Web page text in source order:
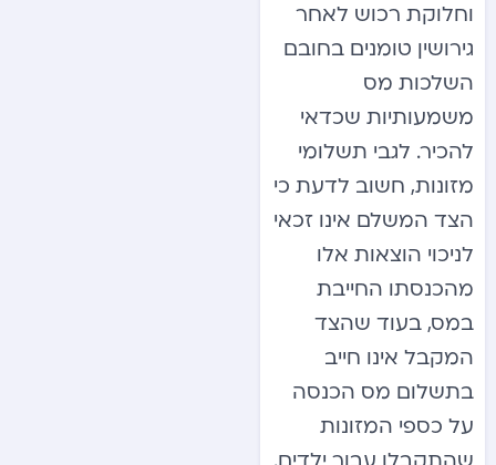
וחלוקת רכוש לאחר
גירושין טומנים בחובם
השלכות מס
משמעותיות שכדאי
להכיר. לגבי תשלומי
מזונות, חשוב לדעת כי
הצד המשלם אינו זכאי
לניכוי הוצאות אלו
מהכנסתו החייבת
במס, בעוד שהצד
המקבל אינו חייב
בתשלום מס הכנסה
על כספי המזונות